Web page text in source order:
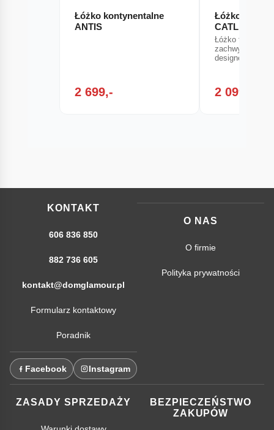
Łóżko kontynentalne
ANTIS
2 699,-
Łóżko
CATLER
Łóżko
zachwyca
designem, który
2 099,-
KONTAKT
606 836 850
882 736 605
kontakt@domglamour.pl
Formularz kontaktowy
Poradnik
Facebook Instagram
O NAS
O firmie
Polityka prywatności
ZASADY SPRZEDAŻY
BEZPIECZEŃSTWO
ZAKUPÓW